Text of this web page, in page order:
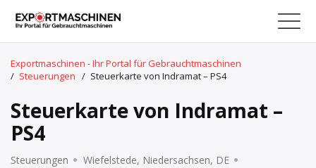
Exportmaschinen - Ihr Portal für Gebrauchtmaschinen
/ Steuerungen / Steuerkarte von Indramat – PS4
Steuerkarte von Indramat –
PS4
Steuerungen
Wiefelstede, Niedersachsen, DE